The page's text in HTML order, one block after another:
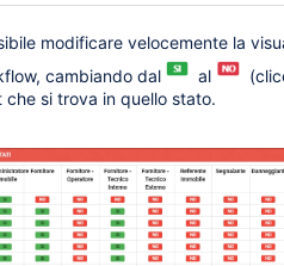
modificare velocemente la
cambiando dal
al
si trova in quello stato.